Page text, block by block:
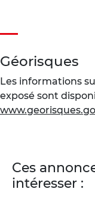
Géorisques
Les informations
exposé sont
Ces
intéresser :